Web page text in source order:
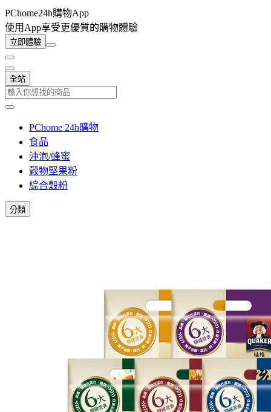
PChome24h購物App
使用App享受更優質的購物體驗
立即體驗
全站
PChome 24h購物
食品
沖泡/蜂蜜
穀物堅果粉
綜合穀粉
分類